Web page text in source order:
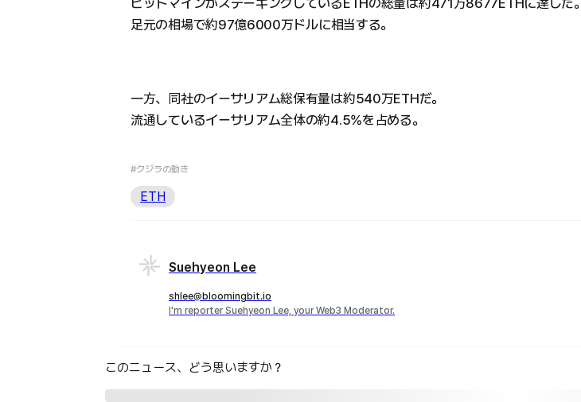
ビットマインがステーキングしているETHの総量は約471万8677ETHに達した。
足元の相場で約97億6000万ドルに相当する。
一方、同社のイーサリアム総保有量は約540万ETHだ。
流通しているイーサリアム全体の約4.5%を占める。
#クジラの動き
ETH
Suehyeon Lee
shlee@bloomingbit.io
I'm reporter Suehyeon Lee, your Web3 Moderator.
このニュース、どう思いますか？